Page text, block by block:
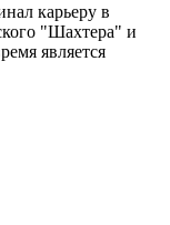
карьеру в
"Шахтера" и
является